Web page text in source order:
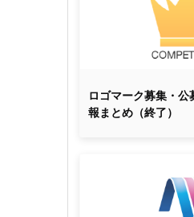
ロゴマーク募集・
報まとめ（終了）